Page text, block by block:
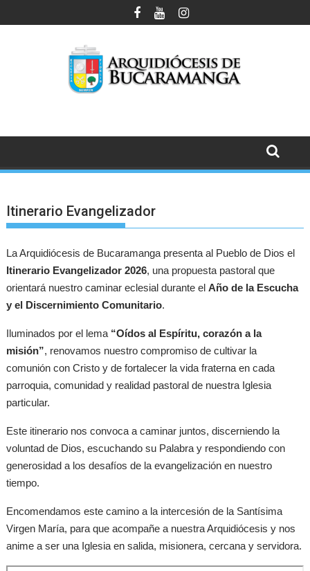
al
Itinerario Evangelizador
La Arquidiócesis de Bucaramanga presenta al Pueblo de Dios el
Itinerario Evangelizador 2026, una propuesta pastoral que
orientará nuestro caminar eclesial durante elAño de la Escucha
y el Discernimiento Comunitario.
Iluminados por el lema “Oídos al Espíritu, corazón a la
misión”, renovamos nuestro compromiso de cultivar la
comunión con Cristo y de fortalecer la vida fraterna en cada
parroquia, comunidad y realidad pastoral de nuestra Iglesia
particular.
Este itinerario nos convoca a caminar juntos, discerniendo la
voluntad de Dios, escuchando su Palabra y respondiendo con
generosidad a los desafíos de la evangelización en nuestro
tiempo.
Encomendamos este camino a la intercesión de la Santísima
Virgen María, para que acompañe a nuestra Arquidiócesis y nos
anime a ser una Iglesia en salida, misionera, cercana y servidora.